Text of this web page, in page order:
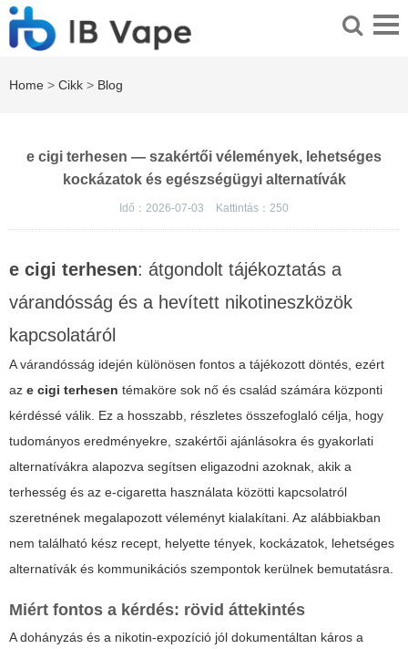
Home > Cikk > Blog
e cigi terhesen — szakértői vélemények, lehetséges
kockázatok és egészségügyi alternatívák
Idő：2026-07-03 Kattintás： 250
e cigi terhesen: átgondolt tájékoztatás a
várandósság és a hevített nikotineszközök
kapcsolatáról
A várandósság idején különösen fontos a tájékozott döntés, ezért
az e cigi terhesen témaköre sok nő és család számára központi
kérdéssé válik. Ez a hosszabb, részletes összefoglaló célja, hogy
tudományos eredményekre, szakértői ajánlásokra és gyakorlati
alternatívákra alapozva segítsen eligazodni azoknak, akik a
terhesség és az e-cigaretta használata közötti kapcsolatról
szeretnének megalapozott véleményt kialakítani. Az alábbiakban
nem található kész recept, helyette tények, kockázatok, lehetséges
alternatívák és kommunikációs szempontok kerülnek bemutatásra.
Miért fontos a kérdés: rövid áttekintés
A dohányzás és a nikotin-expozíció jól dokumentáltan káros a